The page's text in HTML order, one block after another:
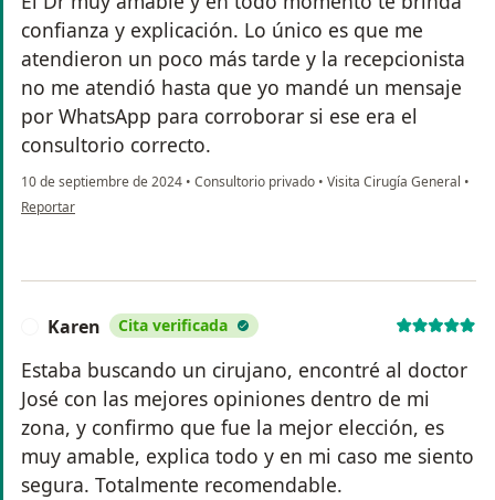
confianza y explicación. Lo único es que me
atendieron un poco más tarde y la recepcionista
no me atendió hasta que yo mandé un mensaje
por WhatsApp para corroborar si ese era el
consultorio correcto.
10 de septiembre de 2024 • Consultorio privado • Visita Cirugía General •
en opinión del usuario DM
Reportar
Karen Cita verificada
Estaba buscando un cirujano, encontré al doctor
José con las mejores opiniones dentro de mi
zona, y confirmo que fue la mejor elección, es
muy amable, explica todo y en mi caso me siento
segura. Totalmente recomendable.